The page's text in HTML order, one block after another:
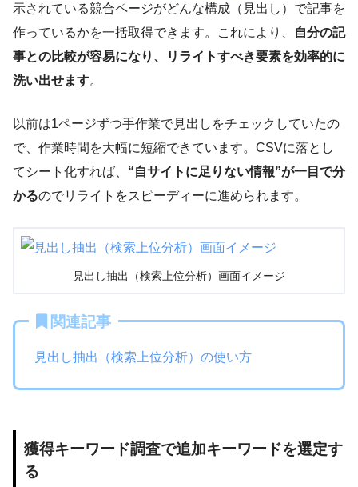
示されている競合ページがどんな構成（見出し）で記事を
作っているかを一括取得できます。これにより、
自分の記
事との比較が容易になり、リライトすべき要素を効率的に
洗い出せます。
以前は1ページずつ手作業で見出しをチェックしていたの
で、作業時間を大幅に短縮できています。CSVに落とし
てシート化すれば、 “自サイトに足りない情報”が一目で分
かるのでリライトをスピーディーに進められます。
見出し抽出（検索上位分析）画面イメージ
関連記事
見出し抽出（検索上位分析）の使い方
獲得キーワード調査で追加キーワードを選定す
る